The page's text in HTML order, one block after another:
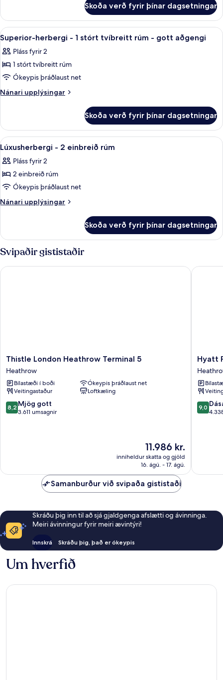
meðalstórt
tvíbreitt
rúm
-
gott
aðgengi
herbergi
1
meðalstórt
tvíbreitt
rúm
gott
aðgengi
Skoða verð fyrir þínar dagsetningar
Skoða
allar
myndir
fyrir
Superior-
herbergi
stórt
tvíbreitt
rúm
-
gott
aðgengi
Rúmföt úr egypskri bómull, rúmföt
3
Superior-herbergi - 1 stórt tvíbreitt rúm - gott aðgengi
Pláss fyrir 2
1 stórt tvíbreitt rúm
Ókeypis þráðlaust net
Nánari upplýsingar
Nánari
herbergi
1
tvíbreitt
rúm
gott
aðgengi
Skoða verð fyrir þínar dagsetningar
Skoða
allar
myndir
fyrir
Lúxusherbergi
-
rúm
Rúmföt úr egypskri bómull, rúmföt
4
Lúxusherbergi - 2 einbreið rúm
Pláss fyrir 2
2 einbreið rúm
Ókeypis þráðlaust net
Nánari upplýsingar
Nánari
-
einbreið
Skoða verð fyrir þínar dagsetningar
Svipaðir gististaðir
Thistle
London
Heathrow
Terminal
5
Heathrow
Thistle London Heathrow Terminal 5
Heathrow
Bílastæði í boði
Ókeypis þráðlaust net
Veitingastaður
Loftkæling
8.2
af
8,2 Mjög gott
3.611 umsagnir
Verðið
er
11.986 kr.
11.986 kr.
inniheldur skatta og gjöld
16. ágú. - 17. ágú.
Thistle London Heathrow Terminal 5
Hyatt
Place
London
Airport
Hyatt
9.0
af
9,0
Hyatt
Samanburður við svipaða gististaði
Skráðu þig inn til að sjá gjaldgenga afslætti og ávinninga.
Meiri ávinningur fyrir meiri ævintýri!
Innskrá Skráðu þig, það er ókeypis
Um hverfið